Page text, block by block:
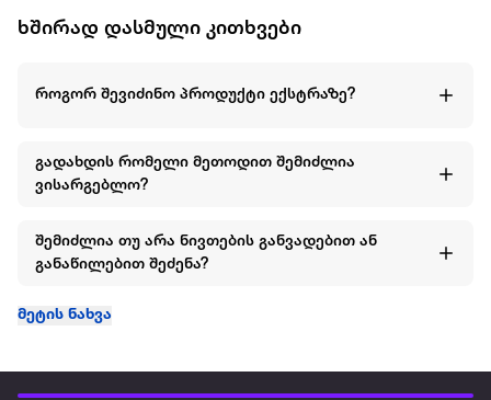
ხშირად დასმული კითხვები
როგორ შევიძინო პროდუქტი ექსტრაზე?
გადახდის რომელი მეთოდით შემიძლია
ვისარგებლო?
შემიძლია თუ არა ნივთების განვადებით ან
განაწილებით შეძენა?
მეტის ნახვა